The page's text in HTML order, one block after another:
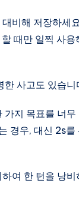
비해 저장하세
때만 일찍 사용
한 사고도 있습
가지 목표를 너
경우, 대신 2s
여 한 턴을 낭